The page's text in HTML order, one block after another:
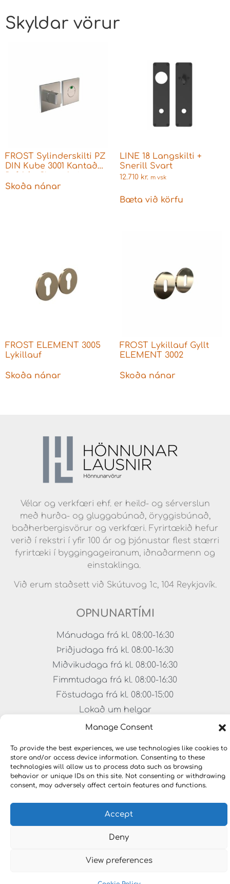
Manage Consent
To provide the best experiences, we use technologies like cookies to
store and/or access device information. Consenting to these
technologies will allow us to process data such as browsing
behavior or unique IDs on this site. Not consenting or withdrawing
consent, may adversely affect certain features and functions.
Accept
Deny
View preferences
Skyldar vörur
FROST Sylinderskilti PZ
DIN Kube 3001 Kantað
Þýskar læsingar
Skoða nánar
LINE 18 Langskilti +
Snerill Svart
12.710 kr. m vsk
Bæta við körfu
FROST ELEMENT 3005
Lykillauf
Skoða nánar
FROST Lykillauf Gyllt
ELEMENT 3002
Skoða nánar
Vélar og verkfæri ehf. er heild- og sérverslun
með hurða- og gluggabúnað, öryggisbúnað,
baðherbergisvörur og verkfæri. Fyrirtækið hefur
verið í rekstri í yfir 100 ár og þjónustar flest stærri
fyrirtæki í byggingageiranum, iðnaðarmenn og
einstaklinga.
Við erum staðsett við Skútuvog 1c, 104 Reykjavík.
OPNUNARTÍMI
Mánudaga frá kl. 08:00-16:30
Þriðjudaga frá kl. 08:00-16:30
Miðvikudaga frá kl. 08:00-16:30
Fimmtudaga frá kl. 08:00-16:30
Föstudaga frá kl. 08:00-15:00
Lokað um helgar
Copyright © 2023 HÖNNUNARLAUSNIR. Öll réttindi
áskilin.